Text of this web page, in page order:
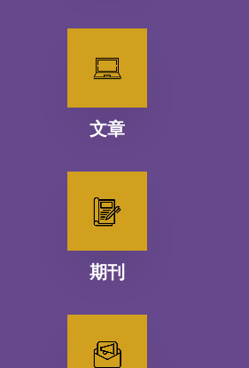
文章
期刊